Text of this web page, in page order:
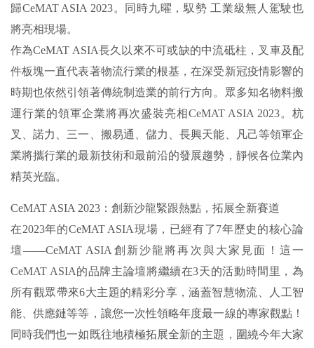
歸CeMAT ASIA 2023。同時九曜，馭勢 工業級無人駕駛也
將亮相現場。
作為CeMAT ASIA長久以來不可或缺的中流砥柱，叉車及配
件板塊一直代表著物流行業的根基，在深受新冠疫情影響的
時期也依然引領著傳統制造業的前行方向。眾多知名物料搬
運行業的領軍企業將再次盛裝亮相CeMAT ASIA 2023。杭
叉、諾力、三一、搬易通、儲力、長興天能、凡己等領軍企
業將攜行業的最新技術和最前沿的發展趨勢，靜候各位業內
精英光臨。
CeMAT ASIA 2023：創新沙龍緊跟熱點，拓展全新賽道
在2023年的CeMAT ASIA現場，已經有了7年歷史的核心論
壇——CeMAT ASIA創新沙龍將再次與大家見面！這一
CeMAT ASIA的品牌主論壇將繼續在3天的活動時間里，為
所有觀眾帶來6大主題的精彩分享，涵蓋智慧物流、人工智
能、供應鏈等等，讓您一次性領略年度最一線的專家觀點！
同時我們也一如既往地積極拓展全新的主題，圍繞今年大家